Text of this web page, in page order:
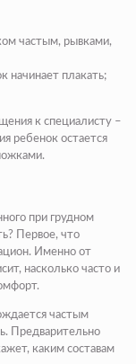
частым, рывками,
начинает плакать;
к специалисту –
ребенок остается
при грудном
Первое, что
Именно от
насколько часто и
частым
Предварительно
каким составам